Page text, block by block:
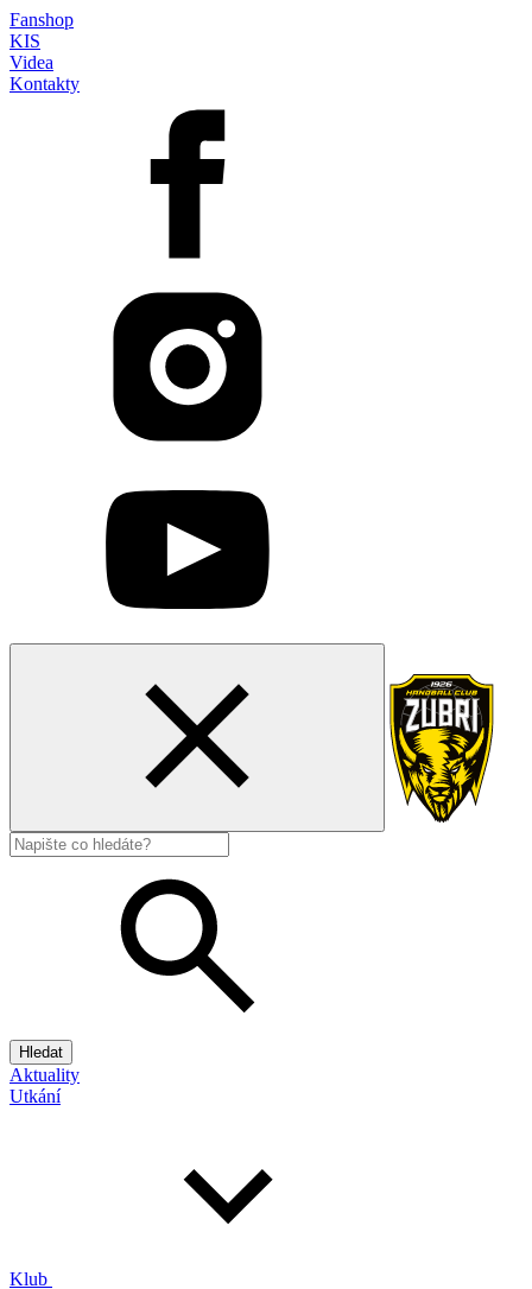
Fanshop
KIS
Videa
Kontakty
Hledat
Aktuality
Utkání
Klub